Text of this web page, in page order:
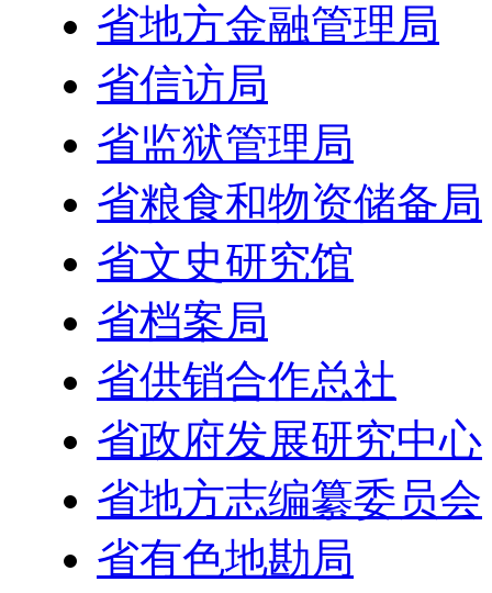
省地方金融管理局
省信访局
省监狱管理局
省粮食和物资储备局
省文史研究馆
省档案局
省供销合作总社
省政府发展研究中心
省地方志编纂委员会
省有色地勘局